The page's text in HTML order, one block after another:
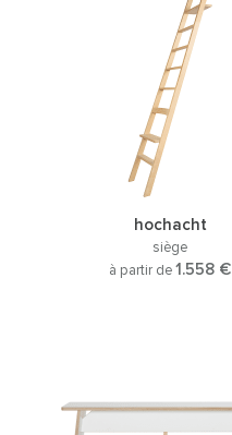
hochacht
siège
à partir de1.558 €